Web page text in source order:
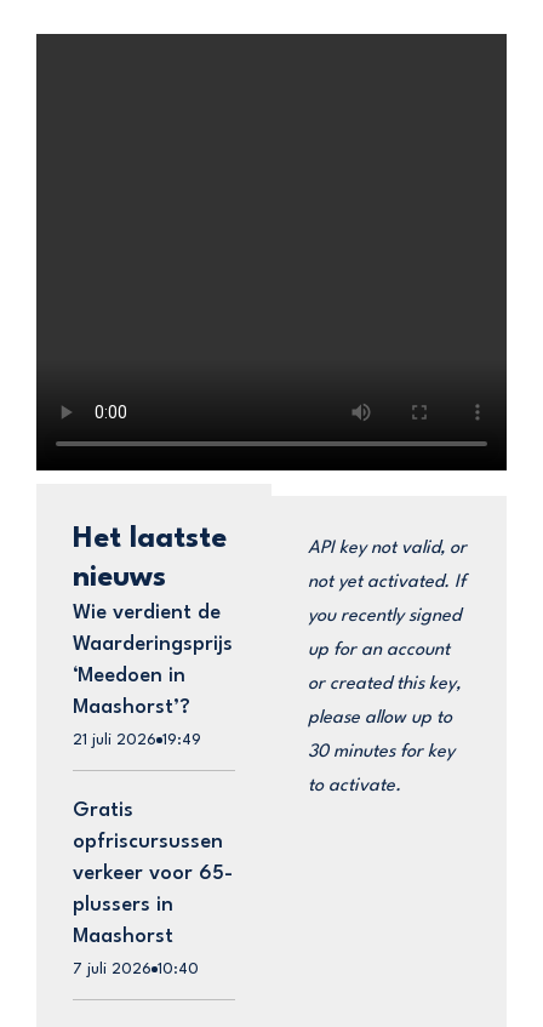
Het laatste
nieuws
Wie verdient de
Waarderingsprijs
‘Meedoen in
Maashorst’?
21 juli 2026 19:49
Gratis
opfriscursussen
verkeer voor 65-
plussers in
Maashorst
7 juli 2026 10:40
API key not valid, or
not yet activated. If
you recently signed
up for an account
or created this key,
please allow up to
30 minutes for key
to activate.